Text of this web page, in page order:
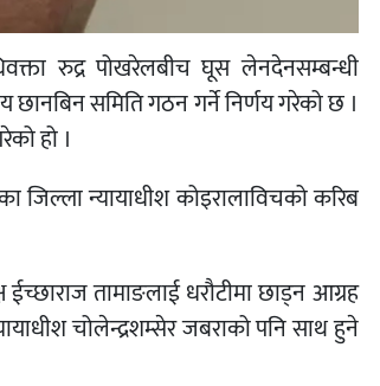
रुद्र पोखरेलबीच घूस लेनदेनसम्बन्धी
छानबिन समिति गठन गर्ने निर्णय गरेको छ ।
हो ।
जिल्ला न्यायाधीश कोइरालाविचको करिब
तामाङलाई धरौटीमा छाड्न आग्रह
चोलेन्द्रशम्सेर जबराको पनि साथ हुने